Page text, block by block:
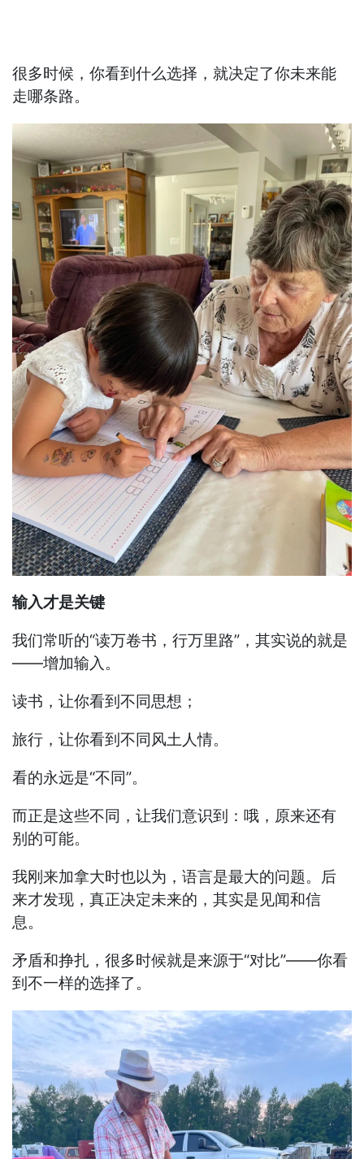
很多时候，你看到什么选择，就决定了你未来能
走哪条路。
输入才是关键
我们常听的“读万卷书，行万里路”，其实说的就是
——增加输入。
读书，让你看到不同思想；
旅行，让你看到不同风土人情。
看的永远是“不同”。
而正是这些不同，让我们意识到：哦，原来还有
别的可能。
我刚来加拿大时也以为，语言是最大的问题。后
来才发现，真正决定未来的，其实是见闻和信
息。
矛盾和挣扎，很多时候就是来源于“对比”——你看
到不一样的选择了。